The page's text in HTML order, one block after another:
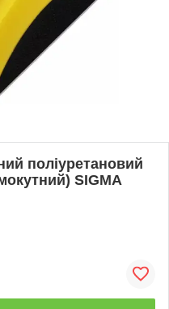
поліуретановий
SIGMA